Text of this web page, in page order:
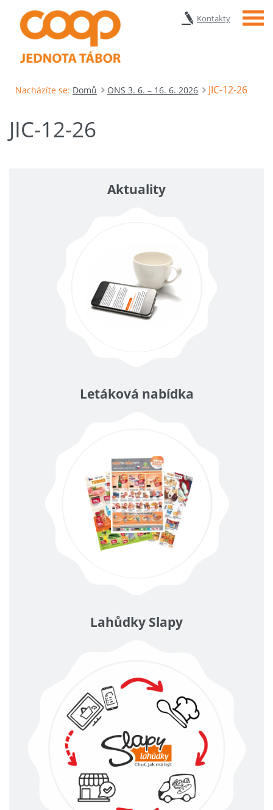
Kontakty Menu
Nacházíte se: Domů ONS 3. 6. – 16. 6. 2026 JIC-12-26
JIC-12-26
Aktuality
Letáková nabídka
Lahůdky Slapy